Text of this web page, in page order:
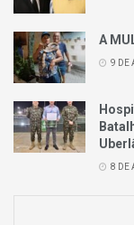
A
9 DE
8 DE